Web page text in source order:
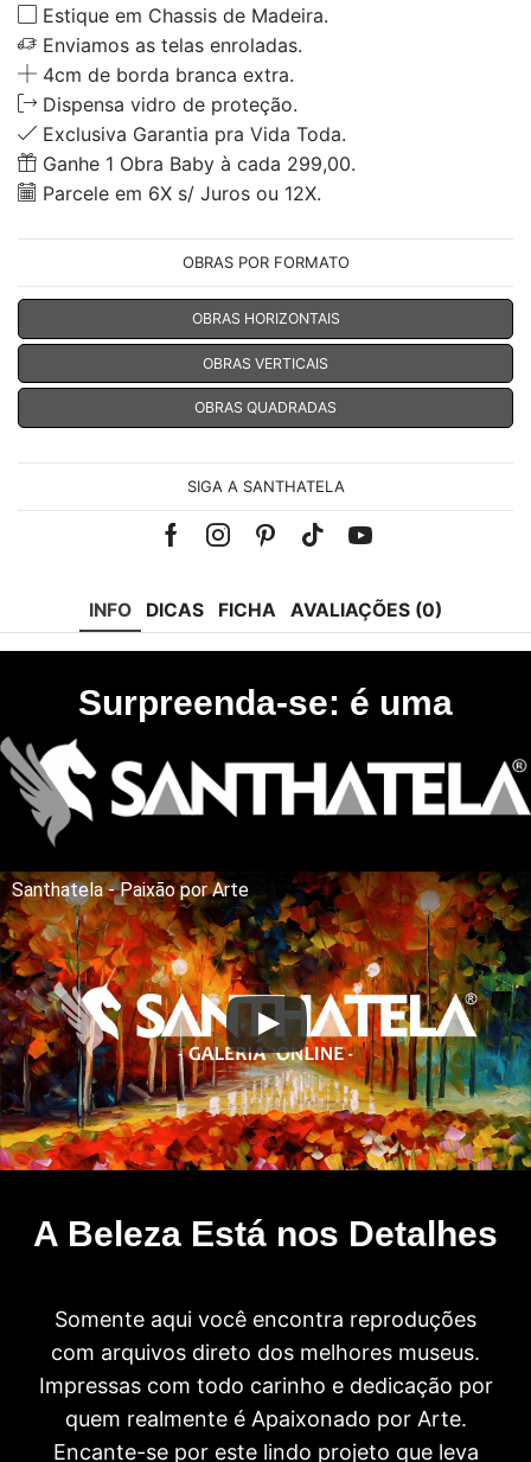
Estique em Chassis de Madeira.
Enviamos as telas enroladas.
4cm de borda branca extra.
Dispensa vidro de proteção.
Exclusiva Garantia pra Vida Toda.
Ganhe 1 Obra Baby à cada 299,00.
Parcele em 6X s/ Juros ou 12X.
OBRAS POR FORMATO
OBRAS HORIZONTAIS
OBRAS VERTICAIS
OBRAS QUADRADAS
SIGA A SANTHATELA
FacebookInstagramPinterest
Tik-Youtube
INFO DICAS FICHA AVALIAÇÕES (0)
Surpreenda-se: é uma
Santhatela - Paixão por Arte
A Beleza Está nos Detalhes
Somente aqui você encontra reproduções
com arquivos direto dos melhores museus.
Impressas com todo carinho e dedicação por
quem realmente é Apaixonado por Arte.
Encante-se por este lindo projeto que leva